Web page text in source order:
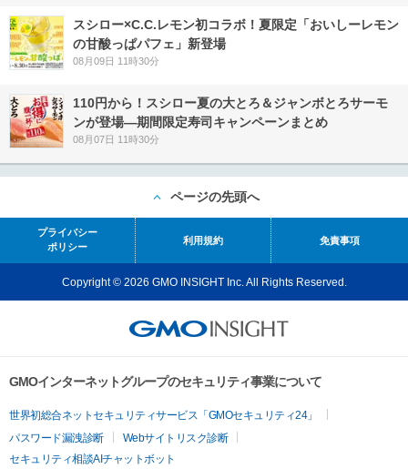
スシロー×C.C.レモン初コラボ！夏限定「おいしーレモン
の甘酸っぱパフェ」新登場
08月09日 11時30分
110円から！スシロー夏の大とろ＆ジャンボとろサーモ
ンが登場―期間限定寿司キャンペーンまとめ
08月07日 11時30分
ページの先頭へ
プライバシー
ポリシー
利用規約 免責事項
Copyright © 2026 GMO INSIGHT Inc. All Rights Reserved.
GMOインターネットグループのセキュリティ事業について
世界初総合ネットセキュリティサービス「GMOセキュリティ24」
パスワード漏洩診断
Webサイトリスク診断
セキュリティ相談AIチャットボット